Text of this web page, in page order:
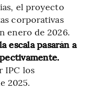
el proyecto
corporativas
enero de 2026.
escala pasarán a
IPC los
2025.